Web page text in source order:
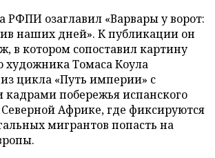
РФПИ озаглавил «Варвары у ворот:
наших дней». К публикации он
в котором сопоставил картину
художника Томаса Коула
цикла «Путь империи» с
побережья испанского
Северной Африке, где фиксируются
мигрантов попасть на